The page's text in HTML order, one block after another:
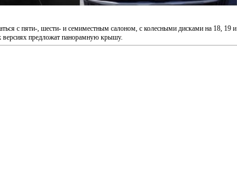
с пяти-, шести- и семиместным салоном, с колесными дисками на 18, 19 и
предложат панорамную крышу.